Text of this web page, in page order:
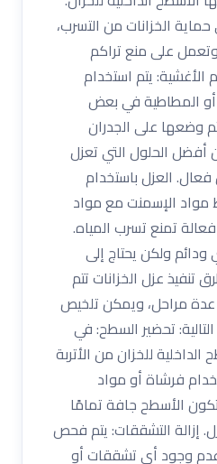
الخزانات من التسرب،
على منع تراكم
الأغشية: يتم استخدام
أو المطاطية في بعض
وضعها على الجدران
أفضل الحلول التي تعزل
العزل باستخدام
مواد الإسمنت مع مواد
تمنع تسرب المياه.
ولكن يحتاج إلى
في التنفيذ. 3. طرق تنفيذ عزل الخزانات تتم
عدة مراحل، ويمكن تلخيص
تحضير السطح: في
الداخلية للخزان من الأتربة
فرشاة أو مواد
الأسطح جافة تمامًا
إزالة التشققات: يتم فحص
عدم وجود أي تشققات أو